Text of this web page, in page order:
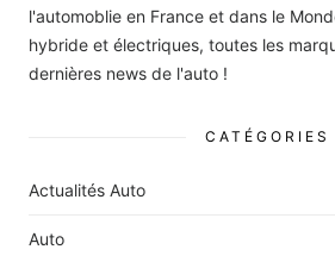
l'automoblie en France et dans le
hybride et électriques, toutes les
dernières news de l'auto !
CATÉGORIES
Actualités Auto
Auto